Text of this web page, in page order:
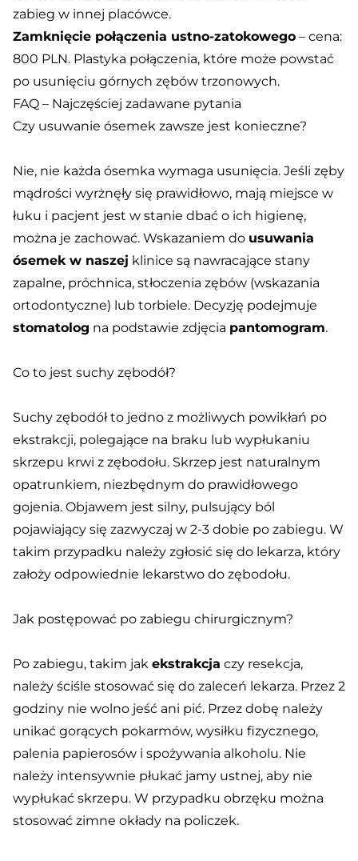
zabieg w innej placówce.
Zamknięcie połączenia ustno-zatokowego – cena:
800 PLN. Plastyka połączenia, które może powstać
po usunięciu górnych zębów trzonowych.
FAQ – Najczęściej zadawane pytania
Czy usuwanie ósemek zawsze jest konieczne?
Nie, nie każda ósemka wymaga usunięcia. Jeśli zęby
mądrości wyrżnęły się prawidłowo, mają miejsce w
łuku i pacjent jest w stanie dbać o ich higienę,
można je zachować. Wskazaniem do usuwania
ósemek w naszej klinice są nawracające stany
zapalne, próchnica, stłoczenia zębów (wskazania
ortodontyczne) lub torbiele. Decyzję podejmuje
stomatolog na podstawie zdjęcia pantomogram.
Co to jest suchy zębodół?
Suchy zębodół to jedno z możliwych powikłań po
ekstrakcji, polegające na braku lub wypłukaniu
skrzepu krwi z zębodołu. Skrzep jest naturalnym
opatrunkiem, niezbędnym do prawidłowego
gojenia. Objawem jest silny, pulsujący ból
pojawiający się zazwyczaj w 2-3 dobie po zabiegu. W
takim przypadku należy zgłosić się do lekarza, który
założy odpowiednie lekarstwo do zębodołu.
Jak postępować po zabiegu chirurgicznym?
Po zabiegu, takim jak ekstrakcja czy resekcja,
należy ściśle stosować się do zaleceń lekarza. Przez 2
godziny nie wolno jeść ani pić. Przez dobę należy
unikać gorących pokarmów, wysiłku fizycznego,
palenia papierosów i spożywania alkoholu. Nie
należy intensywnie płukać jamy ustnej, aby nie
wypłukać skrzepu. W przypadku obrzęku można
stosować zimne okłady na policzek.